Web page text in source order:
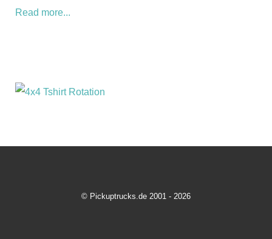
Read more...
© Pickuptrucks.de 2001 - 2026